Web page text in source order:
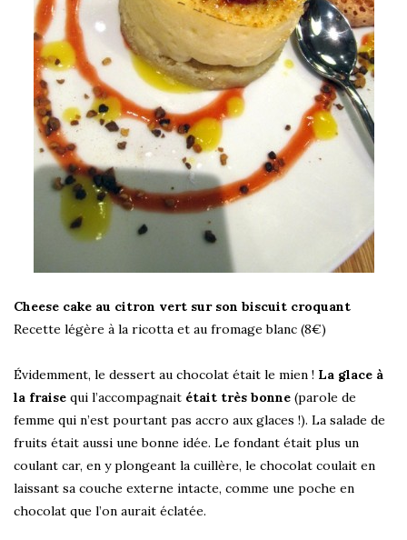
Cheese cake au citron vert sur son biscuit croquant
Recette légère à la ricotta et au fromage blanc (8€)
Évidemment, le dessert au chocolat était le mien ! La glace à
la fraise qui l’accompagnait était très bonne (parole de
femme qui n’est pourtant pas accro aux glaces !). La salade de
fruits était aussi une bonne idée. Le fondant était plus un
coulant car, en y plongeant la cuillère, le chocolat coulait en
laissant sa couche externe intacte, comme une poche en
chocolat que l’on aurait éclatée.